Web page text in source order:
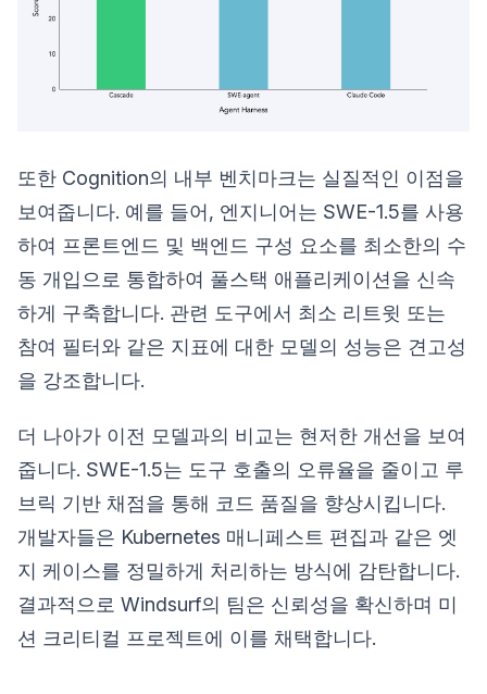
또한 Cognition의 내부 벤치마크는 실질적인 이점을
보여줍니다. 예를 들어, 엔지니어는 SWE-1.5를 사용
하여 프론트엔드 및 백엔드 구성 요소를 최소한의 수
동 개입으로 통합하여 풀스택 애플리케이션을 신속
하게 구축합니다. 관련 도구에서 최소 리트윗 또는
참여 필터와 같은 지표에 대한 모델의 성능은 견고성
을 강조합니다.
더 나아가 이전 모델과의 비교는 현저한 개선을 보여
줍니다. SWE-1.5는 도구 호출의 오류율을 줄이고 루
브릭 기반 채점을 통해 코드 품질을 향상시킵니다.
개발자들은 Kubernetes 매니페스트 편집과 같은 엣
지 케이스를 정밀하게 처리하는 방식에 감탄합니다.
결과적으로 Windsurf의 팀은 신뢰성을 확신하며 미
션 크리티컬 프로젝트에 이를 채택합니다.